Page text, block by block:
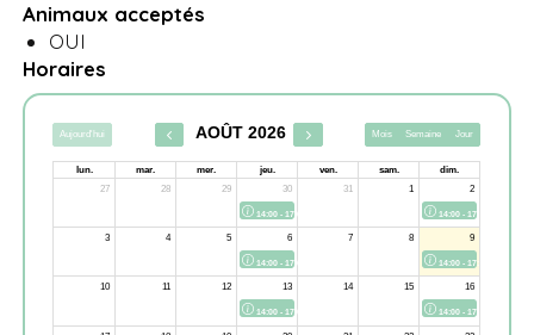
Animaux acceptés
OUI
Horaires